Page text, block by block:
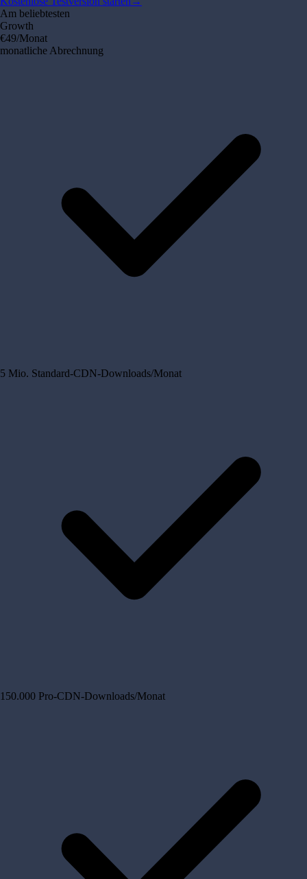
Am beliebtesten
Growth
€49/Monat
monatliche Abrechnung
5 Mio. Standard-CDN-Downloads/Monat
150.000 Pro-CDN-Downloads/Monat